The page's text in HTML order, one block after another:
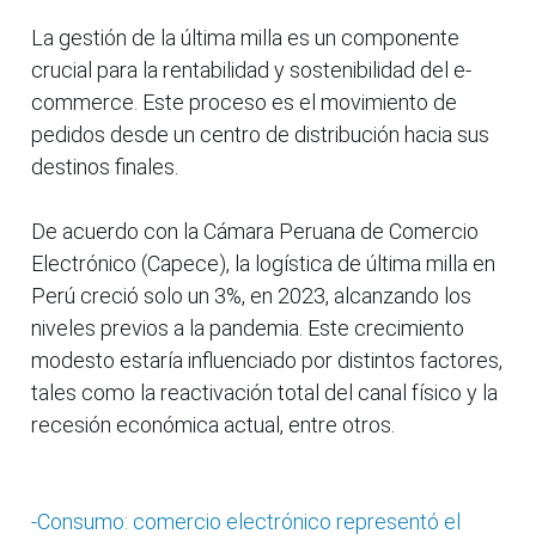
La gestión de la última milla es un componente
crucial para la rentabilidad y sostenibilidad del e-
commerce. Este proceso es el movimiento de
pedidos desde un centro de distribución hacia sus
destinos finales.
De acuerdo con la Cámara Peruana de Comercio
Electrónico (Capece), la logística de última milla en
Perú creció solo un 3%, en 2023, alcanzando los
niveles previos a la pandemia. Este crecimiento
modesto estaría influenciado por distintos factores,
tales como la reactivación total del canal físico y la
recesión económica actual, entre otros.
-Consumo: comercio electrónico representó el